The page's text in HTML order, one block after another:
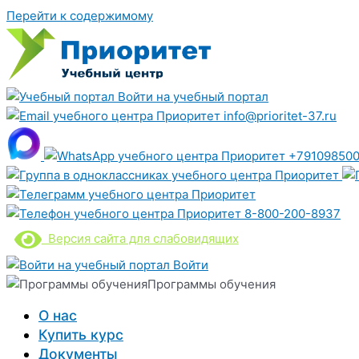
Перейти к содержимому
Войти на учебный портал
info@prioritet-37.ru
8-800-200-8937
Версия сайта для слабовидящих
Войти
Программы обучения
О нас
Купить курс
Документы